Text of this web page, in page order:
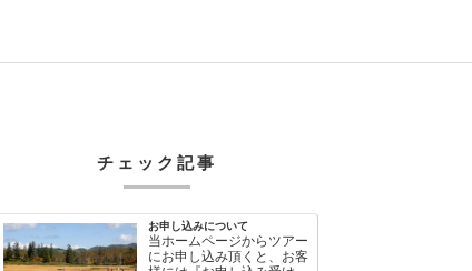
チェック記事
お申し込みについて
当ホームページからツアー
にお申し込み頂くと、お客